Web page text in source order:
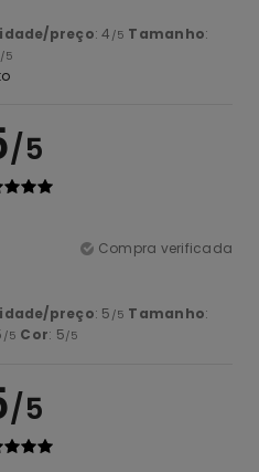
preço: 4 /5 Tamanho:
/5
/5
Compra verificada
preço: 5 /5 Tamanho:
/5 Cor: 5/5
/5